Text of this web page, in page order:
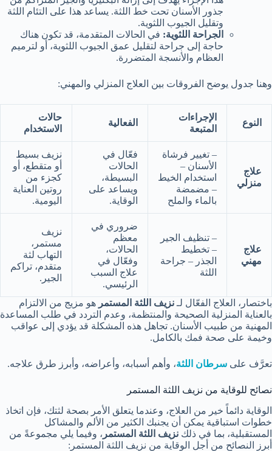
جذور الأسنان تحت خط اللثة. يساعد هذا على التئام اللثة
وتقليل الجيوب اللثوية.
الجراحة اللثوية: في الحالات المتقدمة، قد تكون هناك
حاجة إلى جراحة لتقليل عمق الجيوب اللثوية، أو لترميم
العظام والأنسجة المتضررة.
وهنا جدول يوضح الفروقات بين العلاج المنزلي والمهني:
النوع
الإجراءات
المتبعة
الفعالية
حالات
الاستخدام
علاج
منزلي
– تغيير فرشاة
الأسنان –
استخدام الخيط
– مضمضة
بالماء والملح
فعّال في
الحالات
البسيطة،
ويساعد على
الوقاية.
نزيف بسيط
أو متقطع، أو
كجزء من
روتين العناية
اليومية.
علاج
مهني
– تنظيف الجير
– تخطيط
الجذر – جراحة
اللثة
ضروري في
معظم
الحالات،
وفعّال في
علاج السبب
الرئيسي.
نزيف
مستمر،
التهاب لثة
متقدم، تراكم
الجير.
باختصار، العلاج الفعّال لـ نزيف اللثة المستمر هو مزيج من الالتزام
بالعناية المنزلية الصحيحة والمنتظمة، وعدم التردد في طلب المساعدة
المهنية من طبيب الأسنان. تجاهل هذه المشكلة قد يؤدي إلى عواقب
وخيمة على صحة فمك بالكامل.
تعرَّف على سرطان اللثة، وأهم أسبابه، وأعراضه، وأبرز طرق علاجه.
نصائح للوقاية من نزيف اللثة المستمر
الوقاية دائماً خير من العلاج، وعندما يتعلق الأمر بصحة لثتك، فإن اتخاذ
خطوات استباقية يمكن أن يجنبك الكثير من الألم والمشاكل
المستقبلية، بما في ذلك نزيف اللثة المستمر ، وفيما يلي مجموعةً من
أبرز النصائح من أجل الوقاية من نزيف اللثة المستمر: